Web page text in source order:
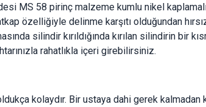
MS 58 pirinç malzeme kumlu nikel
özelliğiyle delinme karşıtı olduğundan
silindir kırıldığında kırılan silindirin bir
rahatlıkla içeri girebilirsiniz.
kolaydır. Bir ustaya dahi gerek kalmadan